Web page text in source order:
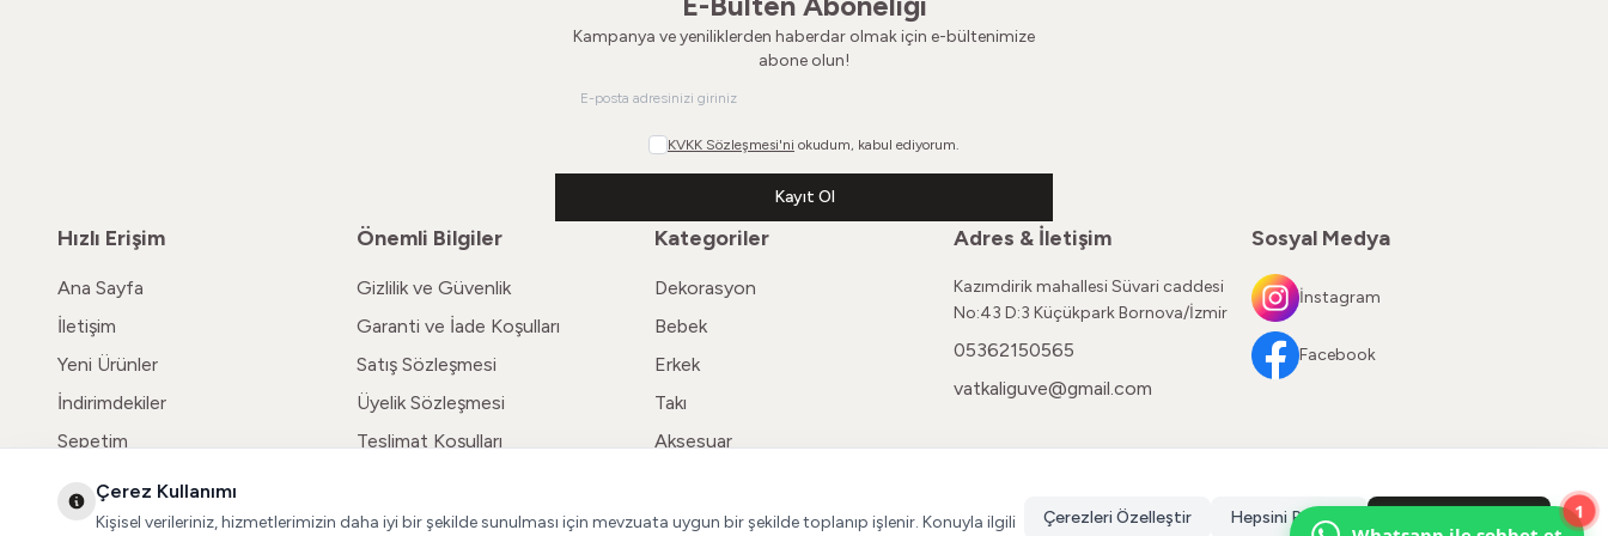
1
Kampanya ve yeniliklerden haberdar olmak için e-bültenimize
abone olun!
KVKK Sözleşmesi'ni okudum, kabul ediyorum.
Kayıt Ol
Hızlı Erişim
Ana Sayfa
İletişim
Yeni Ürünler
İndirimdekiler
Sepetim
Önemli Bilgiler
Gizlilik ve Güvenlik
Garanti ve İade Koşulları
Satış Sözleşmesi
Üyelik Sözleşmesi
Teslimat Koşulları
Kategoriler
Dekorasyon
Bebek
Erkek
Takı
Aksesuar
Adres & İletişim
Kazımdirik mahallesi Süvari caddesi
No:43 D:3 Küçükpark Bornova/İzmir
05362150565
vatkaliguve@gmail.com
Sosyal Medya
İnstagram
Facebook
Çerez Kullanımı
Kişisel verileriniz, hizmetlerimizin daha iyi bir şekilde sunulması için mevzuata uygun bir şekilde toplanıp işlenir. Konuyla ilgili Çerezleri Özelleştir Hepsini Reddet